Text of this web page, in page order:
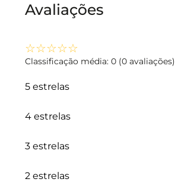
Avaliações
☆☆☆☆☆
Classificação média: 0 (0 avaliações)
5 estrelas
4 estrelas
3 estrelas
2 estrelas